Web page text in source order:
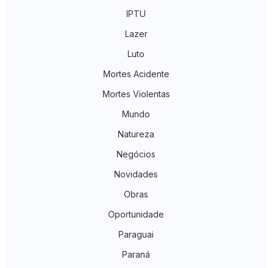
IPTU
Lazer
Luto
Mortes Acidente
Mortes Violentas
Mundo
Natureza
Negócios
Novidades
Obras
Oportunidade
Paraguai
Paraná